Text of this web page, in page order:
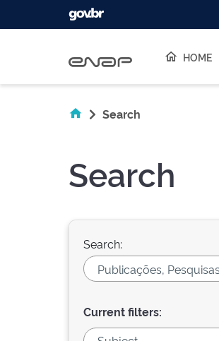
HOME
Search
Search
Search:
Current filters: